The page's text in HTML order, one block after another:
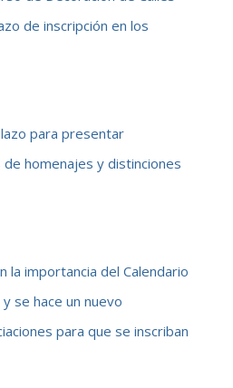
de inscripción en los
para presentar
homenajes y distinciones
la importancia del Calendario
se hace un nuevo
para que se inscriban